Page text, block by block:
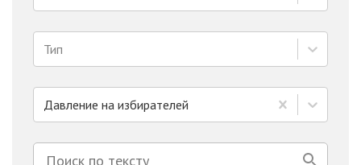
Тип
Давление на избирателей